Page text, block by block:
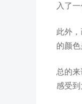
入了
此外
的颜
总的
感受到